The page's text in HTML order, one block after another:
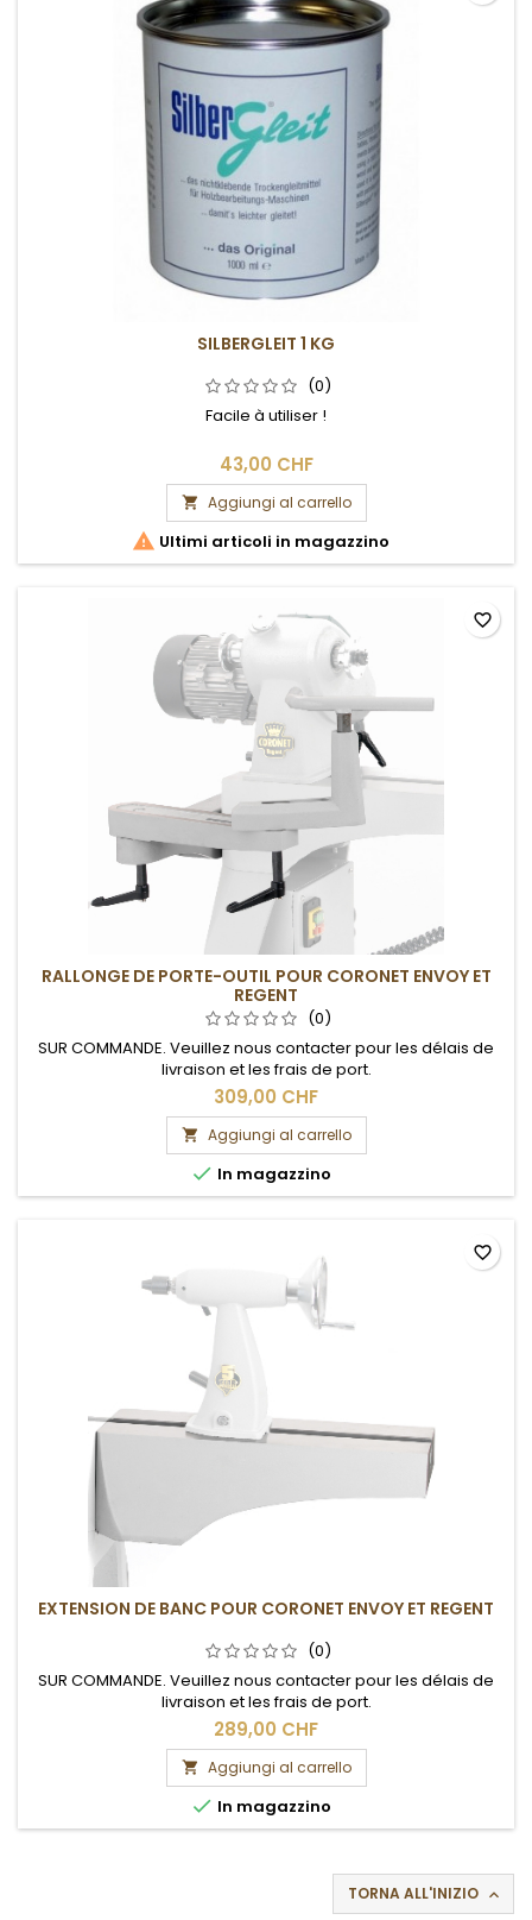
SILBERGLEIT 1 KG
(0)
Facile à utiliser !
43,00 CHF
 Aggiungi al carrello
 Ultimi articoli in magazzino
RALLONGE DE PORTE-OUTIL POUR CORONET ENVOY ET
REGENT
(0)
SUR COMMANDE. Veuillez nous contacter pour les délais de
livraison et les frais de port.
309,00 CHF
 Aggiungi al carrello
 In magazzino
favorite_border
EXTENSION DE BANC POUR CORONET ENVOY ET REGENT
(0)
SUR COMMANDE. Veuillez nous contacter pour les délais de
livraison et les frais de port.
289,00 CHF
 Aggiungi al carrello
 In magazzino
favorite_border
TORNA ALL'INIZIO 